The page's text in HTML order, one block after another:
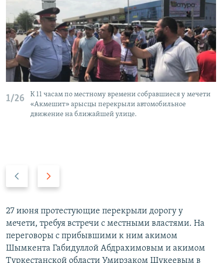
1/26
К 11 часам по местному времени собравшиеся у мечети
«Акмешит» арысцы перекрыли автомобильное
движение на ближайшей улице.
v
i
o
u
s
t
s
l
i
d
27 июня протестующие перекрыли дорогу у
мечети, требуя встречи с местными властями. На
переговоры с прибывшими к ним акимом
Шымкента Габидуллой Абдрахимовым и акимом
Туркестанской области Умирзаком Шукеевым в